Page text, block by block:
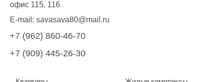
офис 115, 116
E-mail: savasava80@mail.ru
+7 (962) 860-46-70
+7 (909) 445-26-30